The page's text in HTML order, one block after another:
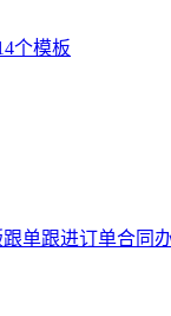
个模板
单跟进订单合同